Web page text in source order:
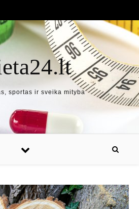
sportas ir sveika mityba